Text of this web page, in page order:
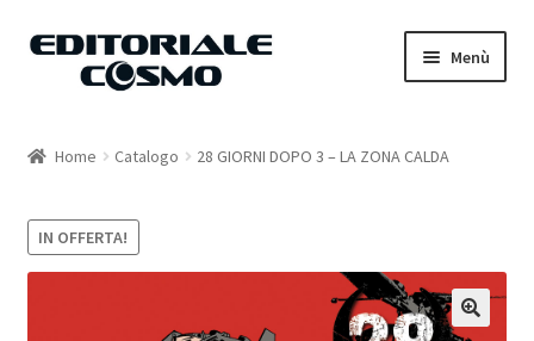
Vai
Vai
Menù
Carrello
Home Catalogo 28 GIORNI DOPO 3 – LA ZONA CALDA
IN OFFERTA!